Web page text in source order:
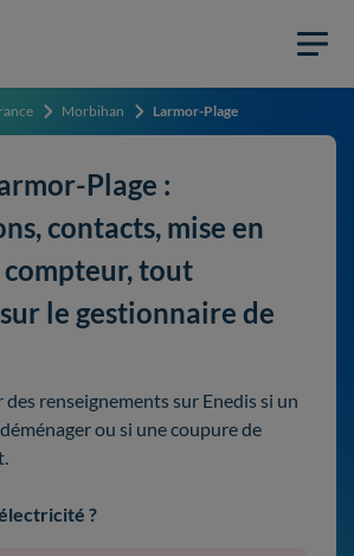
Morbihan Larmor-Plage
Plage :
contacts, mise en
tout
le gestionnaire de
renseignements sur Enedis si un
ou si une coupure de
?